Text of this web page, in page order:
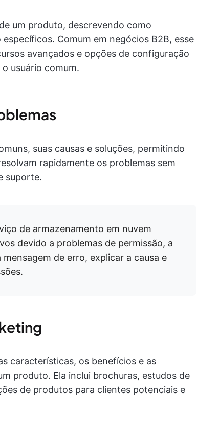
um produto, descrevendo como
Comum em negócios B2B, esse
avançados e opções de configuração
usuário comum.
suas causas e soluções, permitindo
rapidamente os problemas sem
suporte.
de armazenamento em nuvem
devido a problemas de permissão, a
de erro, explicar a causa e
características, os benefícios e as
produto. Ela inclui brochuras, estudos de
de produtos para clientes potenciais e